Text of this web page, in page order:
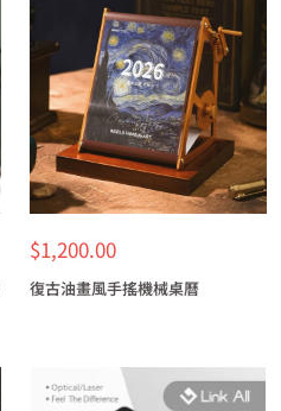
特
價
$1,200.00
復古油畫風手搖機械桌曆